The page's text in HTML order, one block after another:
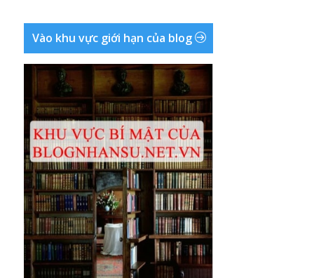
Vào khu vực giới hạn của blog